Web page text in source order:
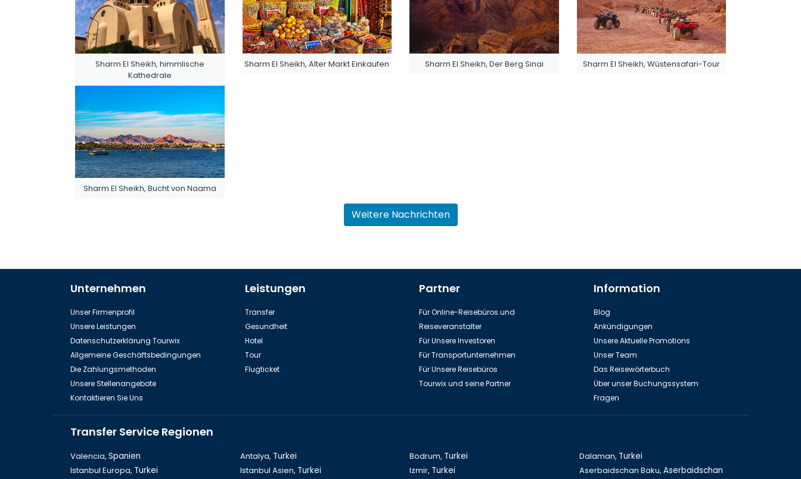
Sharm El Sheikh, himmlische
Kathedrale
Sharm El Sheikh, Alter Markt Einkaufen Sharm El Sheikh, Der Berg Sinai Sharm El Sheikh, Wüstensafari-Tour
Sharm El Sheikh, Bucht von Naama
Weitere Nachrichten
Unternehmen
Unser Firmenprofil
Unsere Leistungen
Datenschutzerklärung Tourwix
Allgemeine Geschäftsbedingungen
Die Zahlungsmethoden
Unsere Stellenangebote
Kontaktieren Sie Uns
Leistungen
Transfer
Gesundheit
Hotel
Tour
Flugticket
Partner
Für Online-Reisebüros und
Reiseveranstalter
Für Unsere Investoren
Für Transportunternehmen
Für Unsere Reisebüros
Tourwix und seine Partner
Information
Blog
Ankündigungen
Unsere Aktuelle Promotions
Unser Team
Das Reisewörterbuch
Über unser Buchungssystem
Fragen
Transfer Service Regionen
Valencia, Spanien Antalya, Turkei Bodrum, Turkei Dalaman, Turkei
Istanbul Europa, Turkei Istanbul Asien, Turkei Izmir, Turkei Aserbaidschan Baku, Aserbaidschan